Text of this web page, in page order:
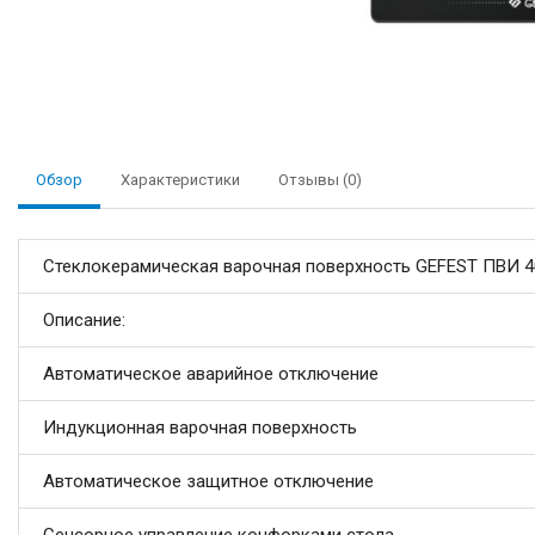
Обзор Характеристики Отзывы (0)
Стеклокерамическая варочная поверхность GEFEST ПВИ
Описание:
Автоматическое аварийное отключение
Индукционная варочная поверхность
Автоматическое защитное отключение